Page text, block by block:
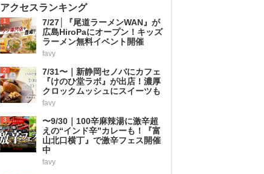
アクセスランキング
1
7/27│『尾道ラーメンWAN』が
広島HiroPaにオープン！キッズ
ラーメン無料イベント開催
favy
2
7/31〜｜新静岡セノバにカフェ
『けのひ堂ラボ』が出店！濃厚
クロックムッシュにスイーツも
favy
3
〜9/30｜100辛麻辣湯に激辛超
えの“インド辛”カレーも！『富
山北口横丁』で激辛フェス開催
中
favy